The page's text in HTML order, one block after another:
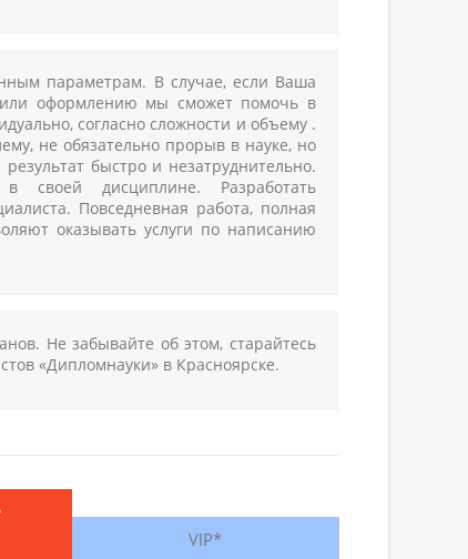
параметрам. В случае, если Ваша
или оформлению мы сможет помочь в
согласно сложности и объему .
не обязательно прорыв в науке, но
быстро и незатруднительно.
своей дисциплине. Разработать
Повседневная работа, полная
оказывать услуги по написанию
Не забывайте об этом, старайтесь
«Дипломнауки» в Красноярске.
VIP*